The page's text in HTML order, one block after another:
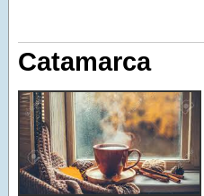
Catamarca